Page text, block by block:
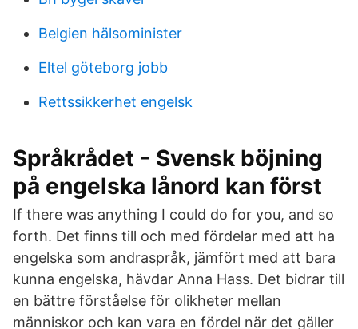
Belgien hälsominister
Eltel göteborg jobb
Rettssikkerhet engelsk
Språkrådet - Svensk böjning
på engelska lånord kan först
If there was anything I could do for you, and so
forth. Det finns till och med fördelar med att ha
engelska som andraspråk, jämfört med att bara
kunna engelska, hävdar Anna Hass. Det bidrar till
en bättre förståelse för olikheter mellan
människor och kan vara en fördel när det gäller